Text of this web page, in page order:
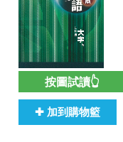
書店首頁 (美國)
本月推介
按圖試讀👆
✚ 加到購物籃